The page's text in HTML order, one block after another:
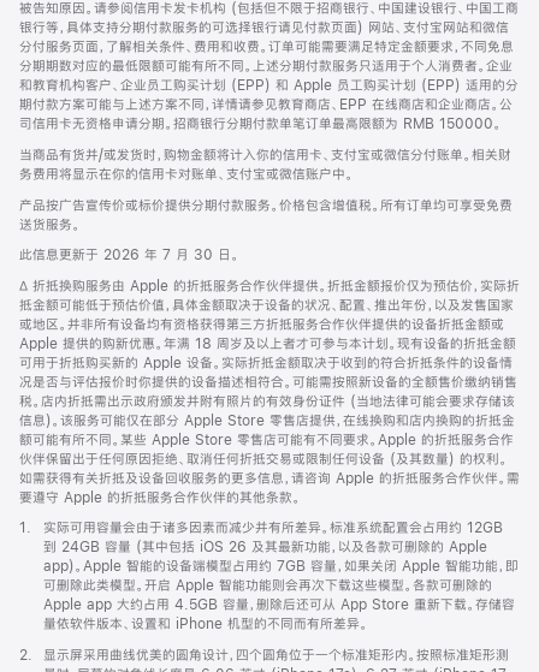
被告知原因。请参阅信用卡发卡机构 (包括但不限于招商银行、中国建设银行、中国工商
银行等，具体支持分期付款服务的可选择银行请见付款页面) 网站、支付宝网站和微信
分付服务页面，了解相关条件、费用和收费。订单可能需要满足特定金额要求，不同免息
分期期数对应的最低限额可能有所不同。上述分期付款服务只适用于个人消费者。企业
和教育机构客户、企业员工购买计划 (EPP) 和 Apple 员工购买计划 (EPP) 适用的分
期付款方案可能与上述方案不同，详情请参见教育商店、EPP 在线商店和企业商店。公
司信用卡无资格申请分期。招商银行分期付款单笔订单最高限额为 RMB 150000。
当商品有货并/或发货时，购物金额将计入你的信用卡、支付宝或微信分付账单。相关财
务费用将显示在你的信用卡对账单、支付宝或微信账户中。
产品按广告宣传价或标价提供分期付款服务。价格包含增值税。所有订单均可享受免费
送货服务。
此信息更新于 2026 年 7 月 30 日。
脚
注
∆ 折抵换购服务由 Apple 的折抵服务合作伙伴提供。折抵金额报价仅为预估价，实际折
抵金额可能低于预估价值，具体金额取决于设备的状况、配置、推出年份，以及发售国家
或地区。并非所有设备均有资格获得第三方折抵服务合作伙伴提供的设备折抵金额或
Apple 提供的购新优惠。年满 18 周岁及以上者才可参与本计划。现有设备的折抵金额
可用于折抵购买新的 Apple 设备。实际折抵金额取决于收到的符合折抵条件的设备情
况是否与评估报价时你提供的设备描述相符合。可能需按照新设备的全额售价缴纳销售
税。店内折抵需出示政府颁发并附有照片的有效身份证件 (当地法律可能会要求存储该
信息)。该服务可能仅在部分 Apple Store 零售店提供，在线换购和店内换购的折抵金
额可能有所不同。某些 Apple Store 零售店可能有不同要求。Apple 的折抵服务合作
伙伴保留出于任何原因拒绝、取消任何折抵交易或限制任何设备 (及其数量) 的权利。
如需获得有关折抵及设备回收服务的更多信息，请咨询 Apple 的折抵服务合作伙伴。需
要遵守 Apple 的折抵服务合作伙伴的其他条款。
脚
1.
实际可用容量会由于诸多因素而减少并有所差异。标准系统配置会占用约 12GB
到 24GB 容量 (其中包括 iOS 26 及其最新功能，以及各款可删除的 Apple
app)。Apple 智能的设备端模型占用约 7GB 容量，如果关闭 Apple 智能功能，即
可删除此类模型。开启 Apple 智能功能则会再次下载这些模型。各款可删除的
Apple app 大约占用 4.5GB 容量，删除后还可从 App Store 重新下载。存储容
量依软件版本、设置和 iPhone 机型的不同而有所差异。
脚
2.
显示屏采用曲线优美的圆角设计，四个圆角位于一个标准矩形内。按照标准矩形测